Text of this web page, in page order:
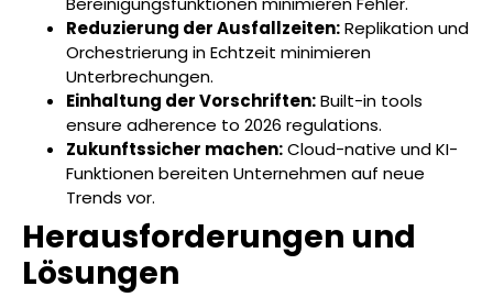
Reduzierung der Ausfallzeiten:Replikation und
Orchestrierung in Echtzeit minimieren
Unterbrechungen.
Einhaltung der Vorschriften:Built-in tools
ensure adherence to 2026 regulations.
Zukunftssicher machen:Cloud-native und KI-
Funktionen bereiten Unternehmen auf neue
Trends vor.
Herausforderungen und
Lösungen